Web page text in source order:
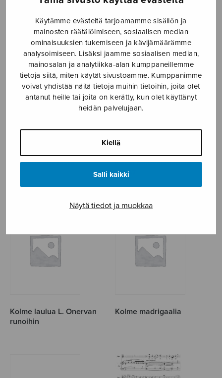
Käytämme evästeitä tarjoamamme sisällön ja
mainosten räätälöimiseen, sosiaalisen median
ominaisuuksien tukemiseen ja kävijämäärämme
analysoimiseen. Lisäksi jaamme sosiaalisen median,
mainosalan ja analytiikka-alan kumppaneillemme
tietoja siitä, miten käytät sivustoamme. Kumppanimme
voivat yhdistää näitä tietoja muihin tietoihin, joita olet
antanut heille tai joita on kerätty, kun olet käyttänyt
heidän palvelujaan.
Kiellä
Salli kaikki
Näytä tiedot ja muokkaa
4 Onervan laulua, korkea
4 Onervan laulua, matala
(orig.)
9 haikua keväästä
Kaksi Kalevala-laulua
Op.47
Kolme laulua L. Onervan
runoihin
Kolme madrigaalia